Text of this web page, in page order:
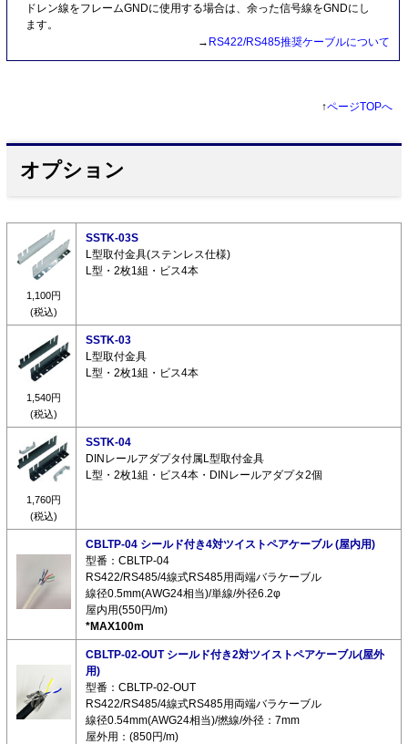
ドレン線をフレームGNDに使用する場合は、余った信号線をGNDにし
ます。
→ RS422/RS485推奨ケーブルについて
↑ページTOPへ
オプション
1,100円
(税込)
SSTK-03S
L型取付金具(ステンレス仕様)
L型・2枚1組・ビス4本
1,540円
(税込)
SSTK-03
L型取付金具
L型・2枚1組・ビス4本
1,760円
(税込)
SSTK-04
DINレールアダプタ付属L型取付金具
L型・2枚1組・ビス4本・DINレールアダプタ2個
CBLTP-04 シールド付き4対ツイストペアケーブル (屋内用)
型番：CBLTP-04
RS422/RS485/4線式RS485用両端バラケーブル
線径0.5mm(AWG24相当)/単線/外径6.2φ
屋内用(550円/m)
*MAX100m
CBLTP-02-OUT シールド付き2対ツイストペアケーブル(屋外
用)
型番：CBLTP-02-OUT
RS422/RS485/4線式RS485用両端バラケーブル
線径0.54mm(AWG24相当)/撚線/外径：7mm
屋外用：(850円/m)